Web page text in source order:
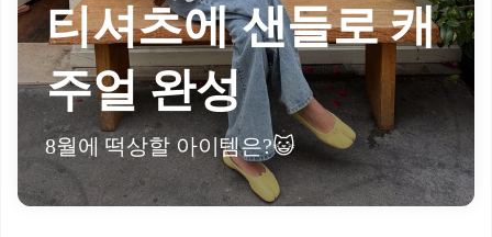
티셔츠에 샌들로 캐
주얼 완성
8월에 떡상할 아이템은?😺